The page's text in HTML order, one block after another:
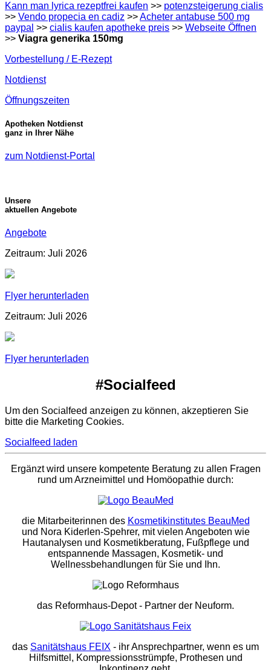
Kann man lyrica rezeptfrei kaufen >> potenzsteigerung cialis
>> Vendo propecia en cadiz >>Acheter antabuse 500 mg
paypal >> cialis kaufen apotheke preis >> Webseite Öffnen
>> Viagra generika 150mg
Vorbestellung / E-Rezept
Notdienst
Öffnungszeiten
Apotheken Notdienst
ganz in Ihrer Nähe
zum Notdienst-Portal
Unsere
aktuellen Angebote
Angebote
Zeitraum: Juli 2026
Flyer herunterladen
Zeitraum: Juli 2026
Flyer herunterladen
#Socialfeed
Um den Socialfeed anzeigen zu können, akzeptieren Sie
bitte die Marketing Cookies.
Socialfeed laden
Ergänzt wird unsere kompetente Beratung zu allen Fragen
rund um Arzneimittel und Homöopathie durch:
die Mitarbeiterinnen des Kosmetikinstitutes BeauMed
und Nora Kiderlen-Spehrer, mit vielen Angeboten wie
Hautanalysen und Kosmetikberatung, Fußpflege und
entspannende Massagen, Kosmetik- und
Wellnessbehandlungen für Sie und Ihn.
das Reformhaus-Depot- Partner der Neuform.
das Sanitätshaus FEIX - ihr Ansprechpartner, wenn es um
Hilfsmittel, Kompressionsstrümpfe, Prothesen und